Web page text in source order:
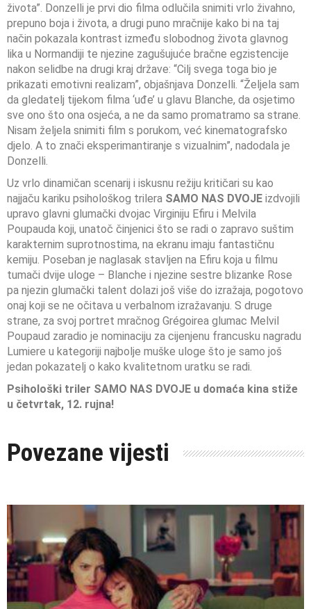
života”. Donzelli je prvi dio filma odlučila snimiti vrlo živahno,
prepuno boja i života, a drugi puno mračnije kako bi na taj
način pokazala kontrast između slobodnog života glavnog
lika u Normandiji te njezine zagušujuće bračne egzistencije
nakon selidbe na drugi kraj države: “Cilj svega toga bio je
prikazati emotivni realizam”, objašnjava Donzelli. “Željela sam
da gledatelj tijekom filma ‘uđe’ u glavu Blanche, da osjetimo
sve ono što ona osjeća, a ne da samo promatramo sa strane.
Nisam željela snimiti film s porukom, već kinematografsko
djelo. A to znači eksperimantiranje s vizualnim”, nadodala je
Donzelli.
Uz vrlo dinamičan scenarij i iskusnu režiju kritičari su kao
najjaču kariku psihološkog trilera SAMO NAS DVOJE izdvojili
upravo glavni glumački dvojac Virginiju Efiru i Melvila
Poupauda koji, unatoč činjenici što se radi o zapravo suštim
karakternim suprotnostima, na ekranu imaju fantastičnu
kemiju. Poseban je naglasak stavljen na Efiru koja u filmu
tumači dvije uloge – Blanche i njezine sestre blizanke Rose
pa njezin glumački talent dolazi još više do izražaja, pogotovo
onaj koji se ne očitava u verbalnom izražavanju. S druge
strane, za svoj portret mračnog Grégoirea glumac Melvil
Poupaud zaradio je nominaciju za cijenjenu francusku nagradu
Lumiere u kategoriji najbolje muške uloge što je samo još
jedan pokazatelj o kako kvalitetnom uratku se radi.
Psihološki triler SAMO NAS DVOJE u domaća kina stiže
u četvrtak, 12. rujna!
Povezane vijesti